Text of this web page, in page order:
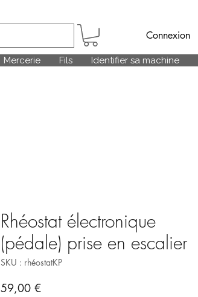
Mercerie Fils Identifier sa machine
Connexion
Rhéostat électronique
(pédale) prise en escalier
SKU : rhéostatKP
59,00 €Prix